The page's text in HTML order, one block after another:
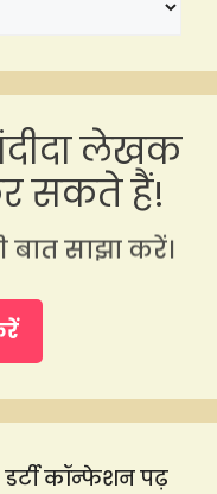
लेखक
सकते हैं!
साझा करें।
कॉन्फेशन पढ़